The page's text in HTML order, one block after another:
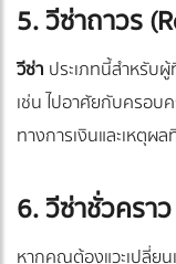
5. วีซ่าถาวร
วีซ่า ประเภทนี้สำหรับ
เช่น ไปอาศัยกับครอ
ทางการเงินและเหตุผล
6. วีซ่าชั่วครา
หากคุณต้องแวะเปลี่ยน